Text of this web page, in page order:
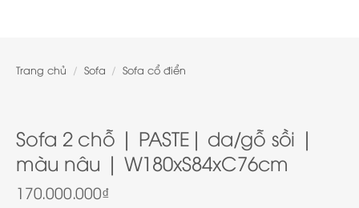
Trang chủ / Sofa / Sofa cổ điển
Sofa 2 chỗ | PASTE| da/gỗ sồi |
màu nâu | W180xS84xC76cm
170.000.000₫